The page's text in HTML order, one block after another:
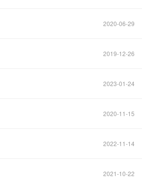
2020-06-29
2019-12-26
2023-01-24
2020-11-15
2022-11-14
2021-10-22